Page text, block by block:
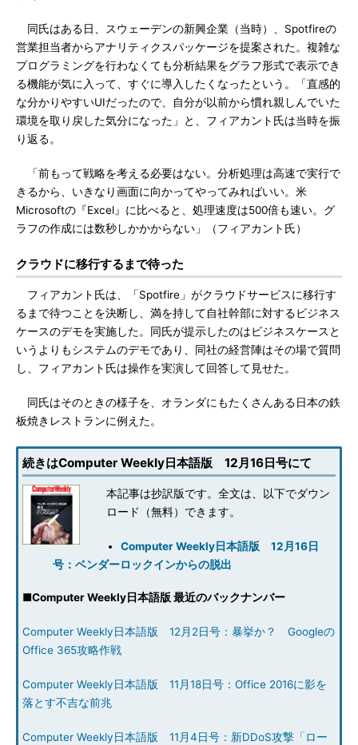
同氏はある日、スウェーデンの新興企業（当時）、Spotfireの
営業担当者からアナリティクスパッケージを提案された。複雑な
プログラミングを行わなくても分析結果をグラフ形式で表示でき
る機能が気に入って、すぐに導入したくなったという。「直感的
な分かりやすいUIだったので、自分が以前から慣れ親しんでいた
環境を取り戻した気分になった」と、フィアカント氏は当時を振
り返る。
「前もって戦略を考える必要はない。分析処理は高速で実行で
きるから、いきなり画面に向かってやってみればいい。米
Microsoftの『Excel』に比べると、処理速度は500倍も速い。グ
ラフの作成には数秒しかかからない」（フィアカント氏）
クラウドに移行するまで待った
フィアカント氏は、「Spotfire」がクラウドサービスに移行す
るまで待つことを決断し、満を持して自社幹部に対するビジネス
ケースのデモを実施した。同氏が提示したのはビジネスケースと
いうよりもシステムのデモであり、同社の経営陣はその場で質問
し、フィアカント氏は操作を実演して回答して見せた。
同氏はそのときの様子を、オランダにもたくさんある日本の鉄
板焼きレストランに例えた。
続きはComputer Weekly日本語版 12月16日号にて
本記事は抄訳版です。全文は、以下でダウン
ロード（無料）できます。
Computer Weekly日本語版 12月16日
号：ベンダーロックインからの脱出
■Computer Weekly日本語版 最近のバックナンバー
Computer Weekly日本語版 12月2日号：暴挙か？ Googleの
Office 365攻略作戦
Computer Weekly日本語版 11月18日号：Office 2016に影を
落とす不吉な前兆
Computer Weekly日本語版 11月4日号：新DDoS攻撃「ロー